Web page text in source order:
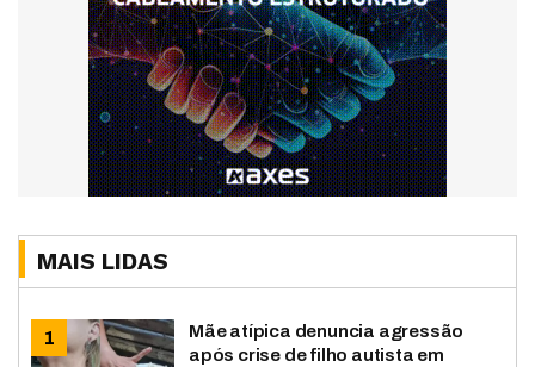
MAIS LIDAS
Mãe atípica denuncia agressão
após crise de filho autista em